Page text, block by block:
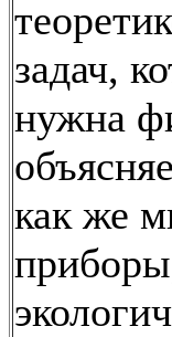
задач,
нужна
как же